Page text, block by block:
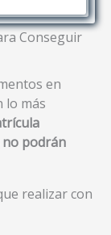
Conseguir
en
lo más
no podrán
realizar con